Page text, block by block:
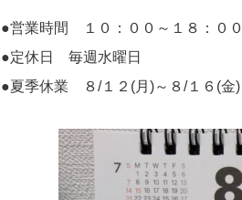
●営業時間 １０：００～１８：００
●定休日 毎週水曜日
●夏季休業 ８/１２(月)～８/１６(金)